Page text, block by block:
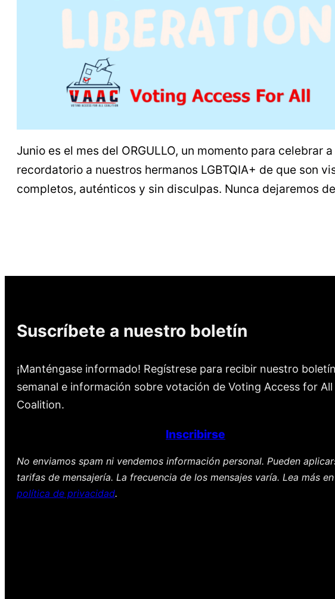
Junio es el mes del ORGULLO, un momento para
recordatorio a nuestros hermanos LGBTQIA+ de que son
completos, auténticos y sin disculpas. Nunca dejaremos
Suscríbete a nuestro boletín
¡Manténgase informado! Regístrese para recibir nuestro boletín
semanal e información sobre votación de Voting Access for All
Coalition.
Inscribirse
No enviamos spam ni vendemos información personal. Pueden
tarifas de mensajería. La frecuencia de los mensajes varía. Lea más
política de privacidad.